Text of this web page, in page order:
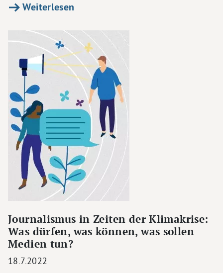
Weiterlesen
Journalismus in Zeiten der Klimakrise:
Was dürfen, was können, was sollen
Medien tun?
18.7.2022